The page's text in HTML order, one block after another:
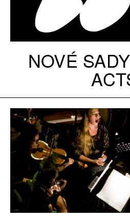
NOVÉ